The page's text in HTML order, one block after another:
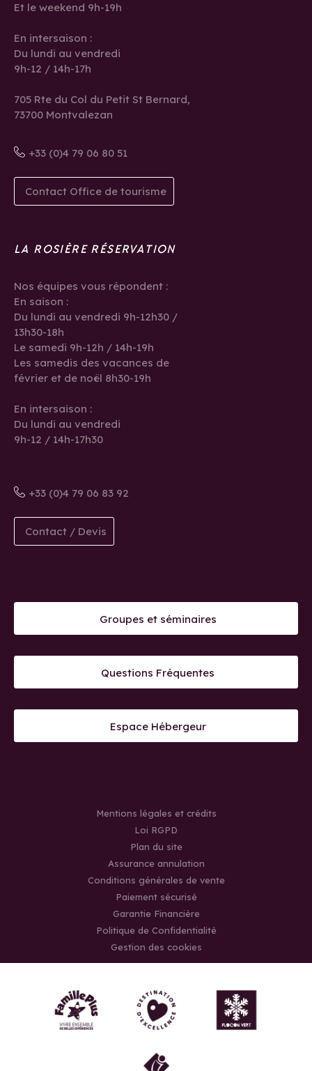
Et le weekend 9h-19h
En intersaison :
Du lundi au vendredi
9h-12 / 14h-17h
705 Rte du Col du Petit St Bernard,
73700 Montvalezan
+33 (0)4 79 06 80 51
Contact Office de tourisme
LA ROSIÈRE RÉSERVATION
Nos équipes vous répondent :
En saison :
Du lundi au vendredi 9h-12h30 /
13h30-18h
Le samedi 9h-12h / 14h-19h
Les samedis des vacances de
février et de noël 8h30-19h
En intersaison :
Du lundi au vendredi
9h-12 / 14h-17h30
+33 (0)4 79 06 83 92
Contact / Devis
Groupes et séminaires
Questions Fréquentes
Espace Hébergeur
Mentions légales et crédits
Loi RGPD
Plan du site
Assurance annulation
Conditions générales de vente
Paiement sécurisé
Garantie Financière
Politique de Confidentialité
Gestion des cookies